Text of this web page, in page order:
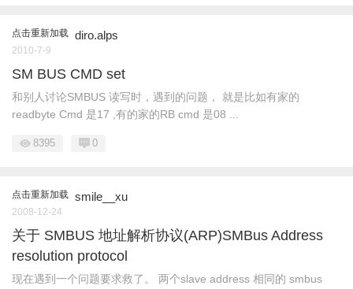
点击重新加载 diro.alps
2010-7-9
SM BUS CMD set
和别人讨论SMBUS 读写时，遇到的问题， 就是比如有家的
readbyte Cmd 是17 ,有的家的RB cmd 是08 ...
8395 0
点击重新加载 smile__xu
2008-12-24
关于 SMBUS 地址解析协议(ARP)SMBus Address
resolution protocol
现在遇到一个问题要求救了。 两个slave address 相同的 smbus